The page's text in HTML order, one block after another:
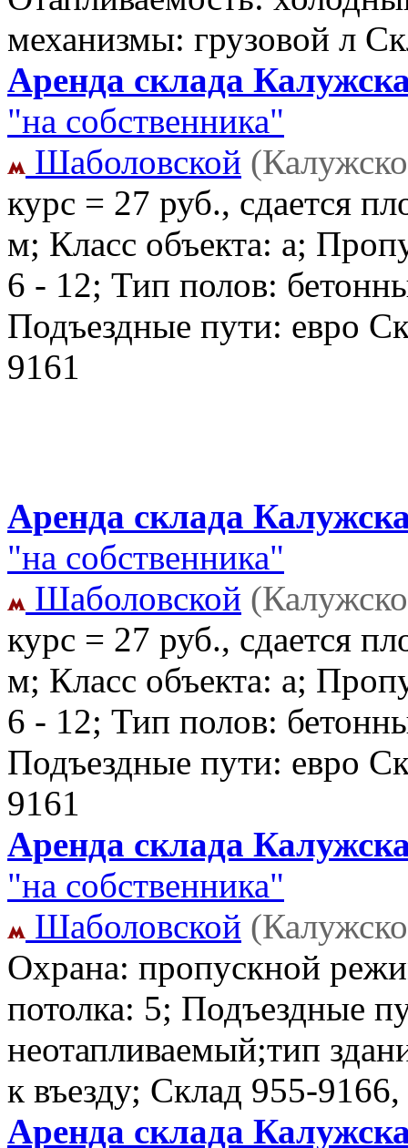
механизмы: грузовой л
Аренда склада
"на собственника"
Шаболовской
курс = 27 руб., сдается
м; Класс объекта: a;
6 - 12; Тип полов:
Подъездные пути: евро
9161
Аренда склада
"на собственника"
Шаболовской
курс = 27 руб., сдается
м; Класс объекта: a;
6 - 12; Тип полов:
Подъездные пути: евро
9161
Аренда склада
"на собственника"
Шаболовской
Охрана: пропускной
потолка: 5; Подъездные
неотапливаемый;тип
к въезду; Склад 955-
Аренда склада